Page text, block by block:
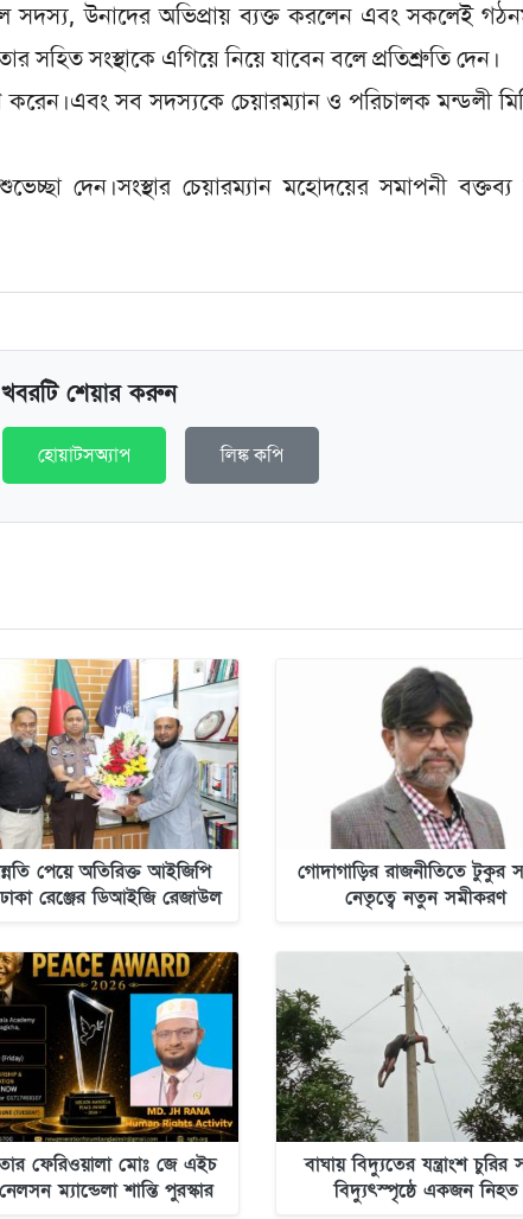
সদস্য, উনাদের অভিপ্রায় ব্যক্ত করলেন এবং সকলেই
সহিত সংস্থাকে এগিয়ে নিয়ে যাবেন বলে প্রতিশ্রুতি দেন।
করেন।এবং সব সদস্যকে চেয়ারম্যান ও পরিচালক মন্ডলী
দেন।সংস্থার চেয়ারম্যান মহোদয়ের সমাপনী বক্তব্য
খবরটি শেয়ার করুন
হোয়াটসঅ্যাপ লিঙ্ক কপি
পেয়ে অতিরিক্ত আইজিপি
রেঞ্জের ডিআইজি রেজাউল
গোদাগাড়ির রাজনীতিতে টুকুর
নেতৃত্বে নতুন সমীকরণ
ফেরিওয়ালা মোঃ জে এইচ
ম্যান্ডেলা শান্তি পুরস্কার
বাঘায় বিদ্যুতের যন্ত্রাংশ চুরির
বিদ্যুৎস্পৃষ্ঠে একজন নিহত